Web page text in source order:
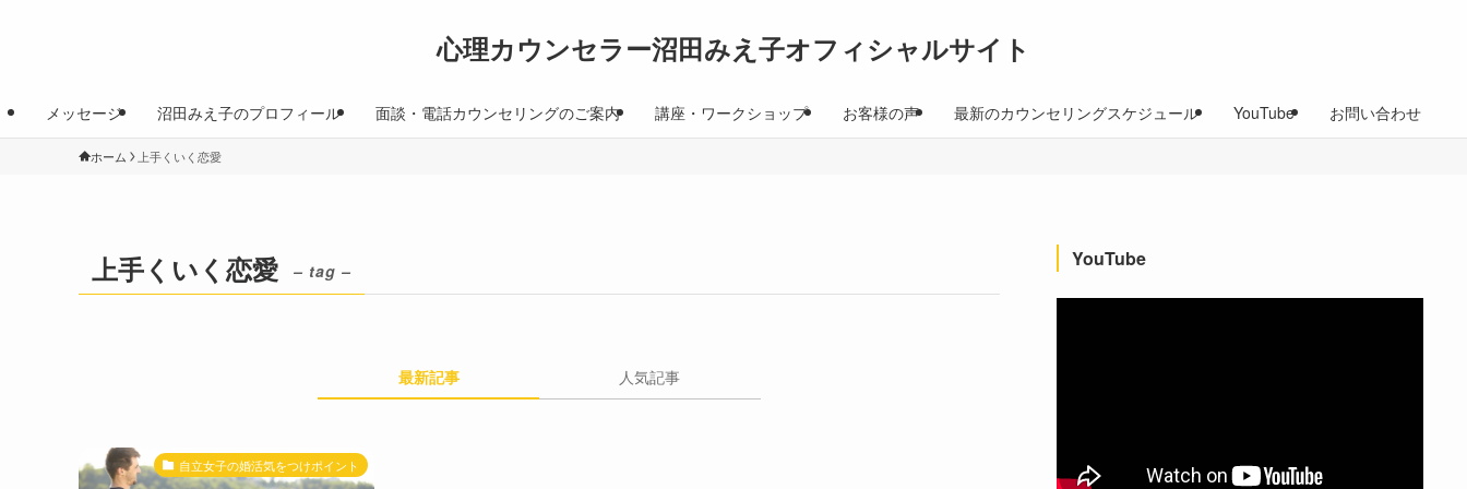
心理カウンセラー沼田みえ子オフィシャルサイト
メッセージ 沼田みえ子のプロフィール 面談・電話カウンセリングのご案内 講座・ワークショップ お客様の声 最新のカウンセリングスケジュール YouTube お問い合わせ
ホーム 上手くいく恋愛
上手くいく恋愛 – tag –
最新記事 人気記事
自立女子の婚活気をつけポイント
YouTube